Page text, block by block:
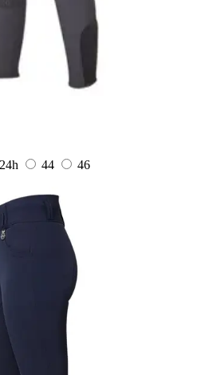
24h 44
46